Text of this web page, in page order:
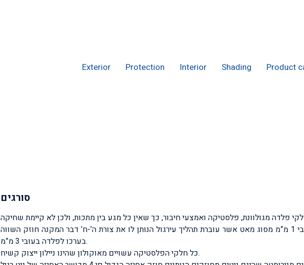
Exterior Protection Interior Shading Product
סורגים
הסורגים עשוים מפלדה מגולוונת בעובי 1 מ”מ מסוג מאט אשר עוברת תהליך עירגול הנותן לו את צורת ה’-ח’ דבר המקנה חוזק השווה
בערכו לפלדה בעובי 3 מ”מ.
כל חלקי הפלסטיקה עשויים מאוקולון שהינו ניילון ייצוק קשיח.